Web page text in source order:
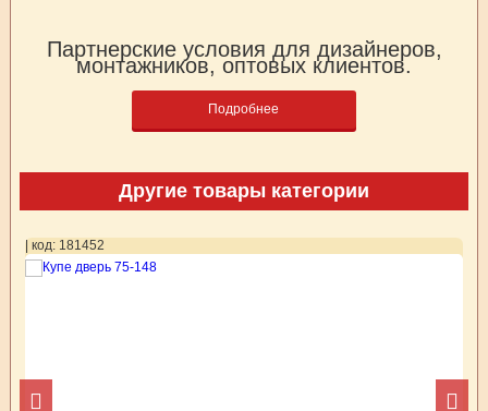
Партнерские условия для дизайнеров,
монтажников, оптовых клиентов.
Подробнее
Другие товары категории
| код: 181452